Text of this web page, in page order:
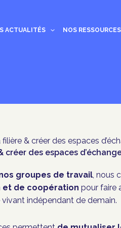
ACTUALITÉS NOS
& créer des espaces
créer des espaces
groupes de travail, nous
et de coopération pour faire
indépendant de demain.